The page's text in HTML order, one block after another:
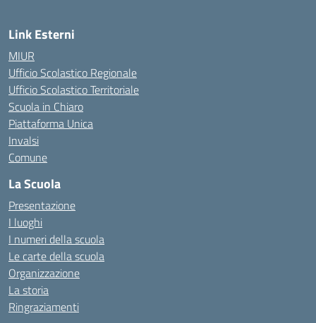
Link Esterni
MIUR
Ufficio Scolastico Regionale
Ufficio Scolastico Territoriale
Scuola in Chiaro
Piattaforma Unica
Invalsi
Comune
La Scuola
Presentazione
I luoghi
I numeri della scuola
Le carte della scuola
Organizzazione
La storia
Ringraziamenti